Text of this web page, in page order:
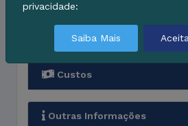
Documentos necessários
Custos
Outras Informações
privacidade:
Saiba Mais